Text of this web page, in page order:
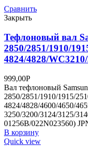
Сравнить
Закрыть
Тефлоновый вал
2850/2851/1910/
4824/4828/
999,00Р
Вал тефлоновый
2850/2851/1910/1915/
4824/4828/4600/4650/
3250/3200/3124/3125/
01256B/022N023560)
В корзину
Quick view